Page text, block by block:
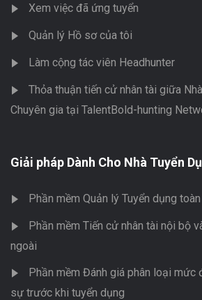
Xem việc đã ứng tuyển
Quản lý Hồ sơ của tôi
Làm cộng tác viên Headhunter
Thỏa thuận tiến cử nhân tài giữa
Chuyên gia tại TalentBold-hunting
Giải pháp Dành Cho Nhà Tuyển
Phần mềm Quản lý Tuyển dụng
Phần mềm Tiến cử nhân tài nội bộ
ngoài
Phần mềm Đánh giá phân loại mức
sự trước khi tuyển dụng